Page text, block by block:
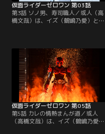
仮面ライダーゼロワン 第03話
第3話 ソノ男、寿司職人／或人（高
橋文哉）は、イズ（鶴嶋乃愛）とと
職人の主人・魚住（渡辺哲）は「ロ
ボットに寿司は握れない」と興味を
示さない。困り果てる或人だった
が、そこへエイムズの唯阿（井桁弘
恵）が現れた。思わず身構える或人
だったが…。
仮面ライダーゼロワン 第05話
第5話 カレの情熱まんが道／或人
（高橋文哉）は、イズ（鶴嶋乃愛）